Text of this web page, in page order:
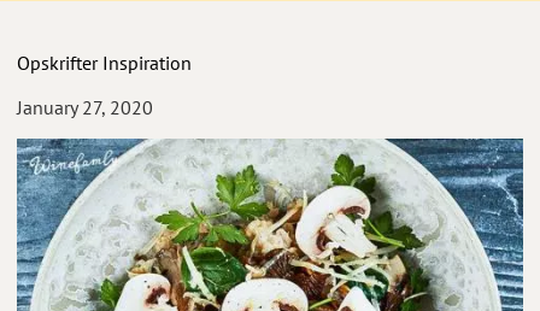
Opskrifter Inspiration
January 27, 2020